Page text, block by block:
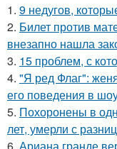
1. 9 недугов,
2. Билет против
внезапно нашла
3. 15 проблем, с
4. "Я ред Флаг":
его поведения в
5. Похоронены в
лет, умерли с
6. Ариана гранде